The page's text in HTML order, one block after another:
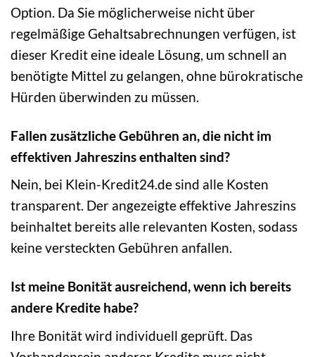
Option. Da Sie möglicherweise nicht über
regelmäßige Gehaltsabrechnungen verfügen, ist
dieser Kredit eine ideale Lösung, um schnell an
benötigte Mittel zu gelangen, ohne bürokratische
Hürden überwinden zu müssen.
Fallen zusätzliche Gebühren an, die nicht im
effektiven Jahreszins enthalten sind?
Nein, bei Klein-Kredit24.de sind alle Kosten
transparent. Der angezeigte effektive Jahreszins
beinhaltet bereits alle relevanten Kosten, sodass
keine versteckten Gebühren anfallen.
Ist meine Bonität ausreichend, wenn ich bereits
andere Kredite habe?
Ihre Bonität wird individuell geprüft. Das